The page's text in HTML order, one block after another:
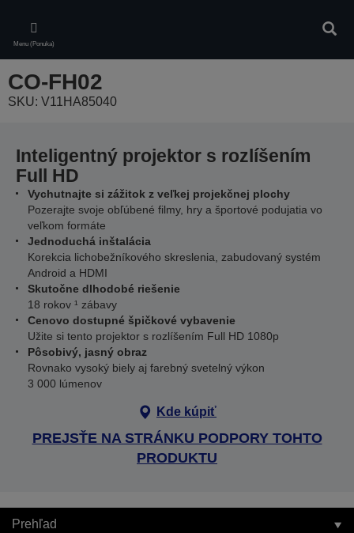
main
content
Menu (Ponuka)
CO-FH02
SKU: V11HA85040
Inteligentný projektor s rozlíšením
Full HD
Vychutnajte si zážitok z veľkej projekčnej plochy
Pozerajte svoje obľúbené filmy, hry a športové podujatia vo
veľkom formáte
Jednoduchá inštalácia
Korekcia lichobežníkového skreslenia, zabudovaný systém
Android a HDMI
Skutočne dlhodobé riešenie
18 rokov ¹ zábavy
Cenovo dostupné špičkové vybavenie
Užite si tento projektor s rozlíšením Full HD 1080p
Pôsobivý, jasný obraz
Rovnako vysoký biely aj farebný svetelný výkon
3 000 lúmenov
Kde kúpiť
PREJSŤE NA STRÁNKU PODPORY TOHTO
PRODUKTU
Prehľad